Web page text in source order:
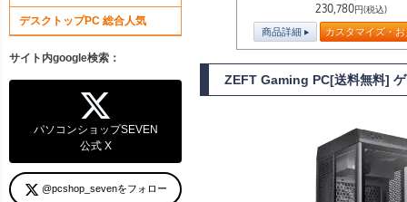
230,780円(税込)
商品詳細 カスタマイズ・
ZEFT Gaming PC[送料無料]
デスクトップPC 総合人気
サイト内google検索：
パソコンショップSEVEN
公式 X
@pcshop_sevenをフォロー